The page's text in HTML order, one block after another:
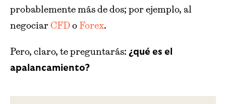
probablemente más de dos; por ejemplo, al
negociarCFDoForex.
Pero, claro, te preguntarás: ¿qué es el
apalancamiento?